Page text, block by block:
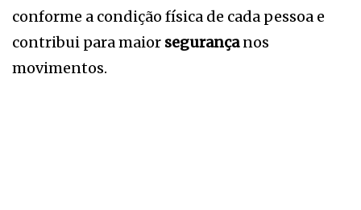
conforme a condição física de cada pessoa e
contribui para maior segurançanos
movimentos.